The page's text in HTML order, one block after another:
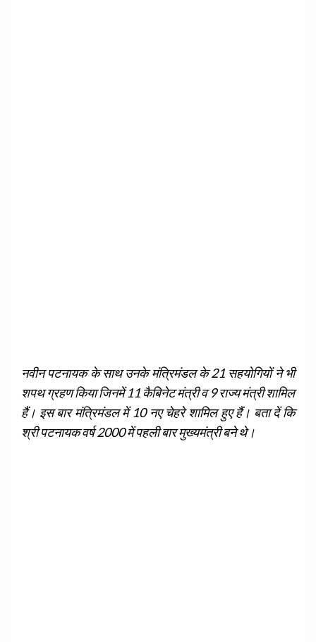
नवीन पटनायक के साथ उनके मंत्रिमंडल के 21 सहयोगियों ने भी
शपथ ग्रहण किया जिनमें 11 कैबिनेट मंत्री व 9 राज्य मंत्री शामिल
हैं। इस बार मंत्रिमंडल में 10 नए चेहरे शामिल हुए हैं। बता दें कि
श्री पटनायक वर्ष 2000 में पहली बार मुख्यमंत्री बने थे।